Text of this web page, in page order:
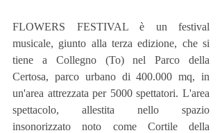
FLOWERS FESTIVAL è un festival
musicale, giunto alla terza edizione, che si
tiene a Collegno (To) nel Parco della
Certosa, parco urbano di 400.000 mq, in
un'area attrezzata per 5000 spettatori. L'area
spettacolo, allestita nello spazio
insonorizzato noto come Cortile della